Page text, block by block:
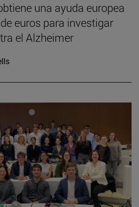
una ayuda europea
euros para investigar
el Alzheimer